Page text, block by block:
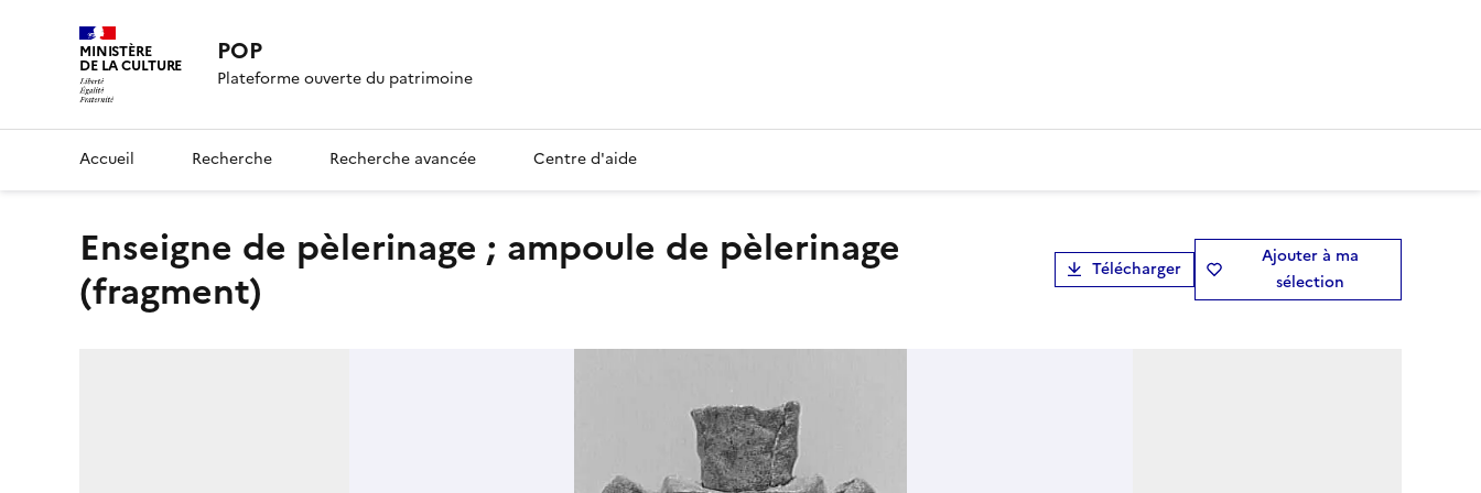
MINISTÈRE
DE LA CULTURE POP
Plateforme ouverte du patrimoine
Accueil Recherche Recherche avancée Centre d'aide
enseigne de pèlerinage ; ampoule de pèlerinage
(fragment)
Télécharger
Ajouter à ma
sélection